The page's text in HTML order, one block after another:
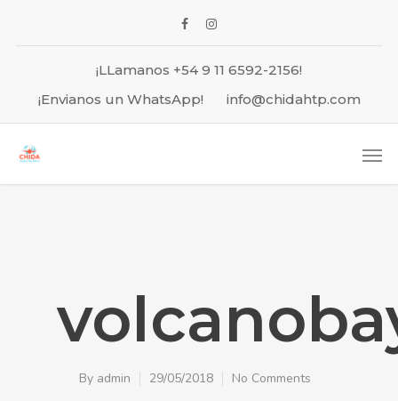
¡LLamanos +54 9 11 6592-2156!
¡Envianos un WhatsApp!
info@chidahtp.com
By admin 29/05/2018 No Comments